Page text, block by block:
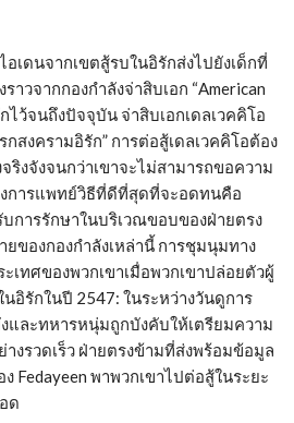
เดนจากเขตสู้รบในอิรักส่งไปยังเด็กที่
าวจากกองกำลังจ่าสิบเอก “American
ไว้จนถึงปัจจุบัน จ่าสิบเอกเดลเวคคิโอ
สงครามอิรัก” การต่อสู้เดลเวคคิโอต้อง
ริงจังจนกว่าเขาจะไม่สามารถขอความ
การแพทย์วิธีที่ดีที่สุดที่จะอดทนคือ
บการรักษาในบริเวณขอบของฝ่ายตรง
ของกองกำลังเหล่านี้ การชุมนุมทาง
เทศของพวกเขาเมื่อพวกเขาปล่อยตัวผู้
รักในปี 2547: ในระหว่างวันดูการ
และทหารหนุ่มถูกบังคับให้เตรียมความ
งรวดเร็ว ฝ่ายตรงข้ามที่ส่งพร้อมข้อมูล
Fedayeen พาพวกเขาไปต่อสู้ในระยะ
ด